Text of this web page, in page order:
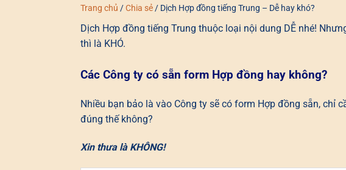
Trang chủ /Chia sẻ / Dịch Hợp đồng tiếng Trung – Dễ hay khó?
Dịch Hợp đồng tiếng Trung thuộc loại nội dung DỄ nhé!
thì là KHÓ.
Các Công ty có sẵn form Hợp đồng hay không?
Nhiều bạn bảo là vào Công ty sẽ có form Hợp đồng sẵn, chỉ
đúng thế không?
Xin thưa là KHÔNG!